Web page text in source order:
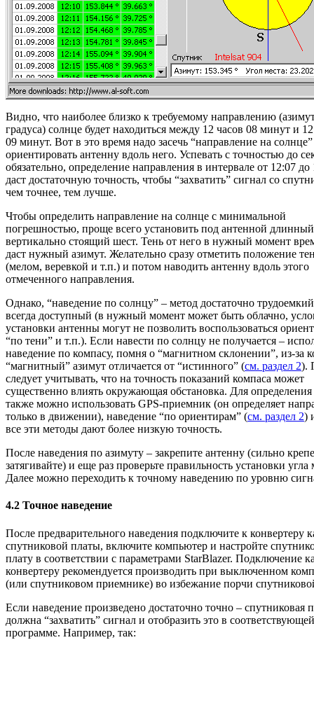
Видно, что наиболее близко к требуемому направлению
градуса) солнце будет находиться между 12 часов 08 минут и
09 минут. Вот в это время надо засечь “направление на
ориентировать антенну вдоль него. Успевать с точностью до
обязательно, определение направления в интервале от 12:07 до
даст достаточную точность, чтобы “захватить” сигнал со
чем точнее, тем лучше.
Чтобы определить направление на солнце с минимальной
погрешностью, проще всего установить под антенной длинный
вертикально стоящий шест. Тень от него в нужный момент
даст нужный азимут. Желательно сразу отметить положение
(мелом, веревкой и т.п.) и потом наводить антенну вдоль этого
отмеченного направления.
Однако, “наведение по солнцу” – метод достаточно
всегда доступный (в нужный момент может быть облачно,
установки антенны могут не позволить воспользоваться
“по тени” и т.п.). Если навести по солнцу не получается –
наведение по компасу, помня о “магнитном склонении”, из-за
“магнитный” азимут отличается от “истинного” (см. раздел 2).
следует учитывать, что на точность показаний компаса может
существенно влиять окружающая обстановка. Для определения
также можно использовать GPS-приемник (он определяет
только в движении), наведение “по ориентирам” (см. раздел 2)
все эти методы дают более низкую точность.
После наведения по азимуту – закрепите антенну (сильно
затягивайте) и еще раз проверьте правильность установки угла
Далее можно переходить к точному наведению по уровню
4.2 Точное наведение
После предварительного наведения подключите к конвертеру
спутниковой платы, включите компьютер и настройте
плату в соответствии с параметрами StarBlazer. Подключение
конвертеру рекомендуется производить при выключенном
(или спутниковом приемнике) во избежание порчи
Если наведение произведено достаточно точно – спутниковая
должна “захватить” сигнал и отобразить это в соответствующей
программе. Например, так: